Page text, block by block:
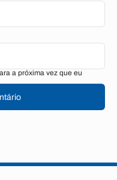
a próxima vez que eu